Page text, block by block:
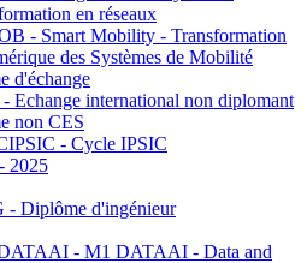
en réseaux
- Smart Mobility - Transformation
des Systèmes de Mobilité
d'échange
Echange international non diplomant
non CES
- Cycle IPSIC
2025
- Diplôme d'ingénieur
- M1 DATAAI - Data and